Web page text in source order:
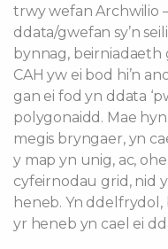
trwy wefan Archwilio
ddata/gwefan sy’n
bynnag,
CAH yw ei bod hi’n
gan ei fod yn ddata
polygonaidd. Mae
megis bryngaer, yn
y map yn unig, ac,
cyfeirnodau grid, nid
heneb. Yn
yr heneb yn cael ei